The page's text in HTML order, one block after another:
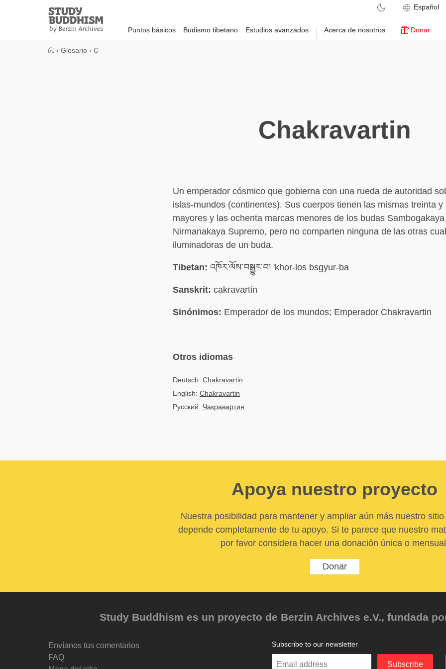
Study
Buddhism
Home
Puntos básicos Budismo tibetano Estudios avanzados Acerca de nosotros Donar
› Glosario › C
Chakravartin
Un emperador cósmico que gobierna con una rueda de autoridad
islas-mundos (continentes). Sus cuerpos tienen las mismas treinta y
mayores y las ochenta marcas menores de los budas
Nirmanakaya Supremo, pero no comparten ninguna de las otras
iluminadoras de un buda.
Tibetan: འཁོར་ལོས་བསྒྱུར་བ། 'khor-los bsgyur-ba
Sanskrit: cakravartin
Sinónimos: Emperador de los mundos; Emperador Chakravartin
Otros idiomas
Deutsch: Chakravartin
English: Chakravartin
Русский: Чакравартин
Apoya nuestro proyecto
Nuestra posibilidad para mantener y ampliar aún más nuestro
depende completamente de tu apoyo. Si te parece que nuestro
por favor considera hacer una donación única o
Donar
Study Buddhism es un proyecto de Berzin Archives e.V., fundada
Envíanos tus comentarios
FAQ
Subscribe to our newsletter
Enter
Subscribe